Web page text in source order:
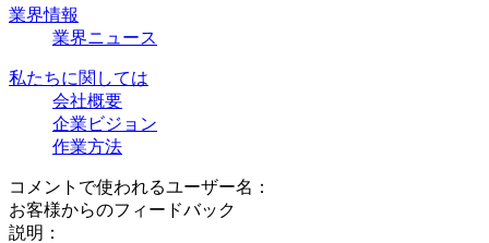
業界情報
業界ニュース
私たちに関しては
会社概要
企業ビジョン
作業方法
コメントで使われるユーザー名：
お客様からのフィードバック
説明：